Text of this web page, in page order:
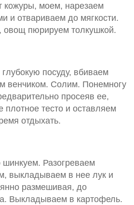
кожуры, моем, нарезаем
и отвариваем до мягкости.
овощ пюрируем толкушкой.
посуду, вбиваем
венчиком. Солим. Понемногу
просеяв ее,
тесто и оставляем
отдыхать.
шинкуем. Разогреваем
выкладываем в нее лук и
размешивая, до
Выкладываем в картофель.